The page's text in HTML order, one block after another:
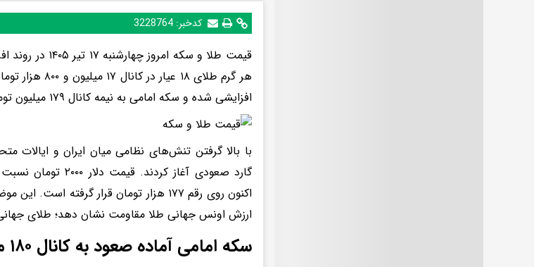
کدخبر:3228764
قیمت طلا و سکه
هر گرم طلای ۱۸
افزایشی شده و سکه امامی به نیمه کانال ۱۷۹ میلیون تومانی رسیده است.
با بالا گرفتن تنش‌های نظامی میان ایران و ایالات
گارد صعودی آغاز
اکنون روی رقم ۱۷۷ هزار تومان قرار
ارزش اونس جهانی طلا مقاومت نشان دهد؛ طلای جهانی اکنون روی رقم
سکه امامی آماده صعود به کانال ۱۸۰ میلیونی شد